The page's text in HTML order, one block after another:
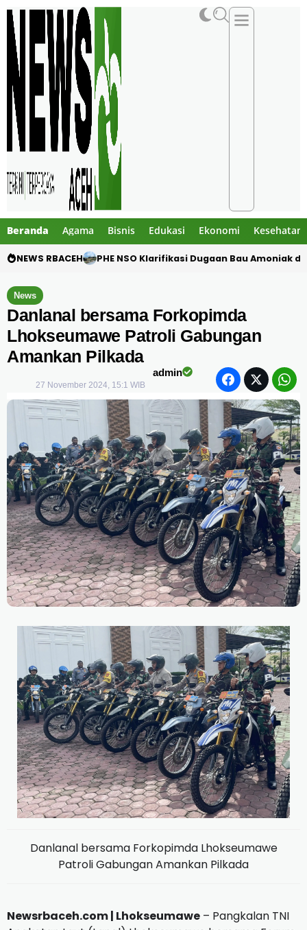
Beranda Agama Bisnis Edukasi Ekonomi Kesehatan
NEWS RBACEH Motor Pelajar Hilang di Goa Jepang
News
Danlanal bersama Forkopimda
Lhokseumawe Patroli Gabungan
Amankan Pilkada
admin
27 November 2024, 15:1 WIB
Danlanal bersama Forkopimda Lhokseumawe
Patroli Gabungan Amankan Pilkada
Newsrbaceh.com | Lhokseumawe – Pangkalan TNI